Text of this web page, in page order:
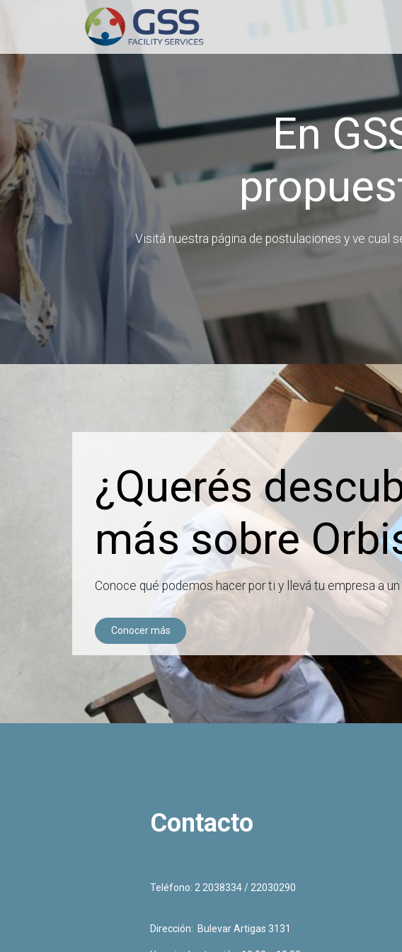
En
Visitá nuestra página de postulaciones y ve cual
¿Querés
más sobre
Conoce qué podemos hacer por ti y llevá tu empresa a
Conocer más
Contacto
Teléfono: 2 2038334 / 22030290
Dirección: Bulevar Artigas 3131